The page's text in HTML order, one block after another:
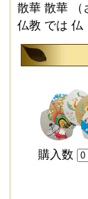
散華 散華 （
仏教 では 仏
購入数